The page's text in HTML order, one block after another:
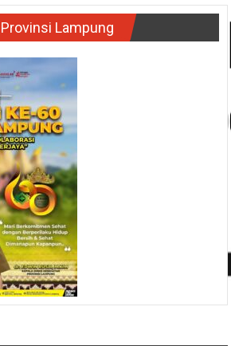
Lampung